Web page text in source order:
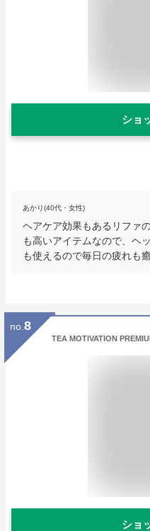
ショ
あかり(40代・女性)
ヘアケア効果もあるリファ
も高いアイテムなので、ヘ
も使えるので毎日の疲れも
no. 8
ショ